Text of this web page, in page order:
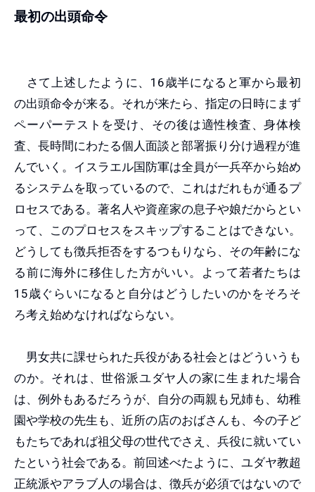
最初の出頭命令
さて上述したように、16歳半になると軍から最初
の出頭命令が来る。それが来たら、指定の日時にまず
ペーパーテストを受け、その後は適性検査、身体検
査、長時間にわたる個人面談と部署振り分け過程が進
んでいく。イスラエル国防軍は全員が一兵卒から始め
るシステムを取っているので、これはだれもが通るプ
ロセスである。著名人や資産家の息子や娘だからとい
って、このプロセスをスキップすることはできない。
どうしても徴兵拒否をするつもりなら、その年齢にな
る前に海外に移住した方がいい。よって若者たちは
15歳ぐらいになると自分はどうしたいのかをそろそ
ろ考え始めなければならない。
男女共に課せられた兵役がある社会とはどういうも
のか。それは、世俗派ユダヤ人の家に生まれた場合
は、例外もあるだろうが、自分の両親も兄姉も、幼稚
園や学校の先生も、近所の店のおばさんも、今の子ど
もたちであれば祖父母の世代でさえ、兵役に就いてい
たという社会である。前回述べたように、ユダヤ教超
正統派やアラブ人の場合は、徴兵が必須ではないので